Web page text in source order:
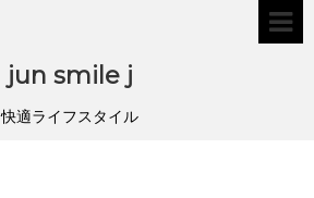
jun smile j
快適ライフスタイル